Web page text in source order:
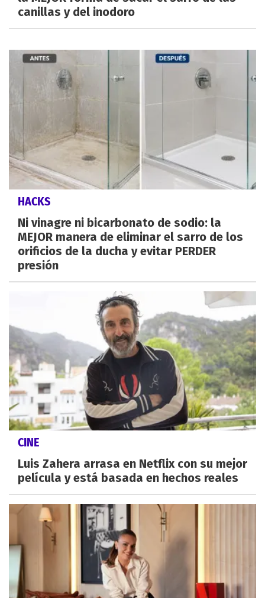
canillas y del inodoro
HACKS
Ni vinagre ni bicarbonato de sodio: la
MEJOR manera de eliminar el sarro de los
orificios de la ducha y evitar PERDER
presión
CINE
Luis Zahera arrasa en Netflix con su mejor
película y está basada en hechos reales